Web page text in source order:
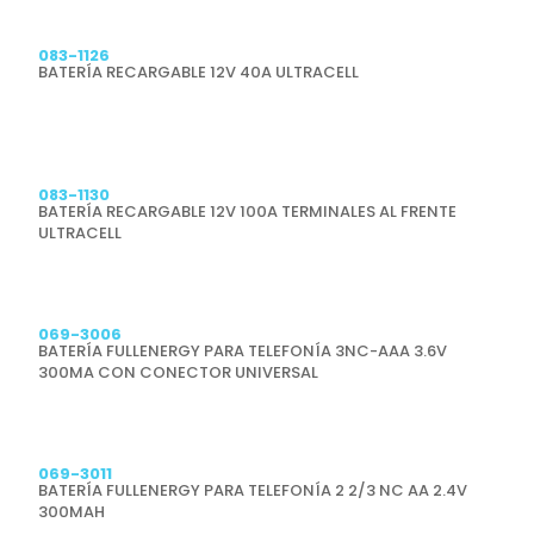
083-1126
BATERÍA RECARGABLE 12V 40A ULTRACELL
083-1130
BATERÍA RECARGABLE 12V 100A TERMINALES AL FRENTE
ULTRACELL
069-3006
BATERÍA FULLENERGY PARA TELEFONÍA 3NC-AAA 3.6V
300MA CON CONECTOR UNIVERSAL
069-3011
BATERÍA FULLENERGY PARA TELEFONÍA 2 2/3 NC AA 2.4V
300MAH